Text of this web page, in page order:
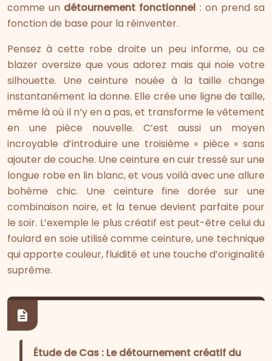
comme un détournement fonctionnel : on prend sa
fonction de base pour la réinventer.
Pensez à cette robe droite un peu informe, ou ce
blazer oversize que vous adorez mais qui noie votre
silhouette. Une ceinture nouée à la taille change
instantanément la donne. Elle crée une ligne de taille,
même là où il n’y en a pas, et transforme le vêtement
en une pièce nouvelle. C’est aussi un moyen
incroyable d’introduire une troisième « pièce » sans
ajouter de couche. Une ceinture en cuir tressé sur une
longue robe en lin blanc, et vous voilà avec une allure
bohème chic. Une ceinture fine dorée sur une
combinaison noire, et la tenue devient parfaite pour
le soir. L’exemple le plus créatif est peut-être celui du
foulard en soie utilisé comme ceinture, une technique
qui apporte couleur, fluidité et une touche d’originalité
suprême.
Étude de Cas : Le détournement créatif du